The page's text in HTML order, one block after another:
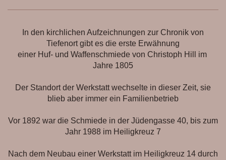
In den kirchlichen Aufzeichnungen zur Chronik von
Tiefenort gibt es die erste Erwähnung
einer Huf- und Waffenschmiede von Christoph Hill im
Jahre 1805
Der Standort der Werkstatt wechselte in dieser Zeit, sie
blieb aber immer ein Familienbetrieb
Vor 1892 war die Schmiede in der Jüdengasse 40, bis zum
Jahr 1988 im Heiligkreuz 7
Nach dem Neubau einer Werkstatt im Heiligkreuz 14 durch